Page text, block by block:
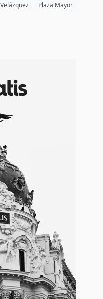
Velázquez
Plaza Mayor